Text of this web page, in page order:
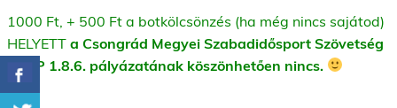
1000 Ft, + 500 Ft a botkölcsönzés (ha még nincs sajátod)
HELYETT a Csongrád Megyei Szabadidősport Szövetség
EFOP 1.8.6. pályázatának köszönhetően nincs.